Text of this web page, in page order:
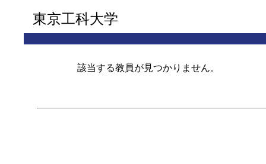
東京工科大学
該当する教員が見つかりません。